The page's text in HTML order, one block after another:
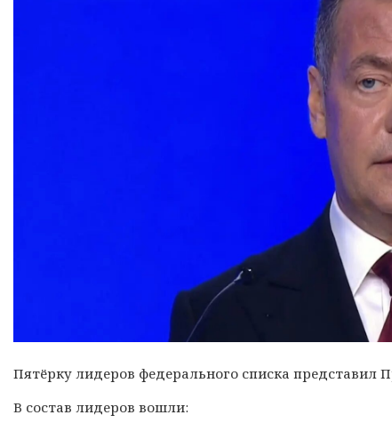
Пятёрку лидеров федерального списка представил
В состав лидеров вошли: